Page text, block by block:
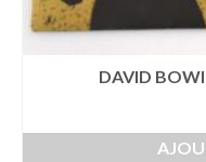
DAVID